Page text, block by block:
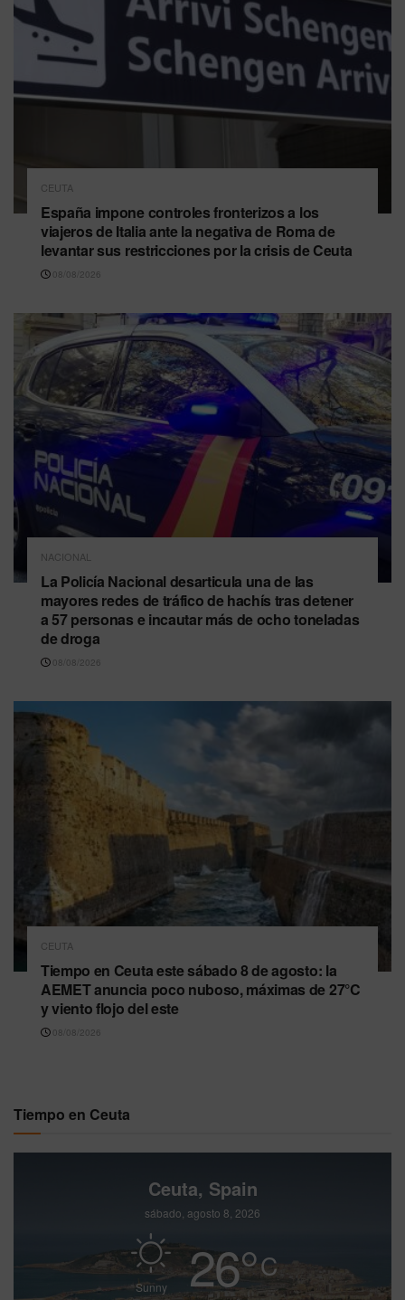
CEUTA
España impone controles fronterizos a los
viajeros de Italia ante la negativa de Roma de
levantar sus restricciones por la crisis de Ceuta
08/08/2026
NACIONAL
La Policía Nacional desarticula una de las
mayores redes de tráfico de hachís tras detener
a 57 personas e incautar más de ocho toneladas
de droga
08/08/2026
CEUTA
Tiempo en Ceuta este sábado 8 de agosto: la
AEMET anuncia poco nuboso, máximas de 27°C
y viento flojo del este
08/08/2026
Tiempo en Ceuta
Ceuta, Spain
sábado, agosto 8, 2026
Sunny 26°C